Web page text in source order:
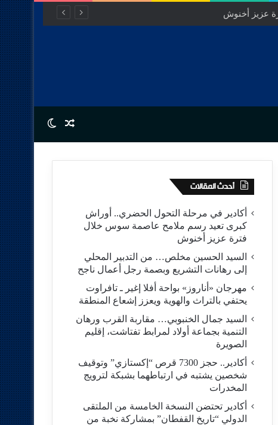
Random Article
Switch skin
أحدث المقالات
أكادير في مرحلة التحول الحضري.. أوراش
كبرى تعيد رسم ملامح عاصمة سوس خلال
فترة عزيز أخنوش
السيد الحسين مخلص… من التدبير المحلي
إلى رهانات التشريع وبصمة رجل أعمال ناجح
مهرجان «أناروز» بواحة أفلا إغير ـ تافراوت
يحتفي بالتراث والهوية ويعزز إشعاع المنطقة
السيد جمال الخنبوبي… مقاربة القرب ورهان
التنمية بجماعة أولاد لمرابط تفتاشت، إقليم
الصويرة
أكادير.. حجز 7300 قرص “إكستازي” وتوقيف
شخصين يشتبه في ارتباطهما بشبكة لترويج
المخدرات
أكادير تحتضن النسخة الخامسة من الملتقى
الدولي “تاريخ القفطان” بمشاركة نخبة من